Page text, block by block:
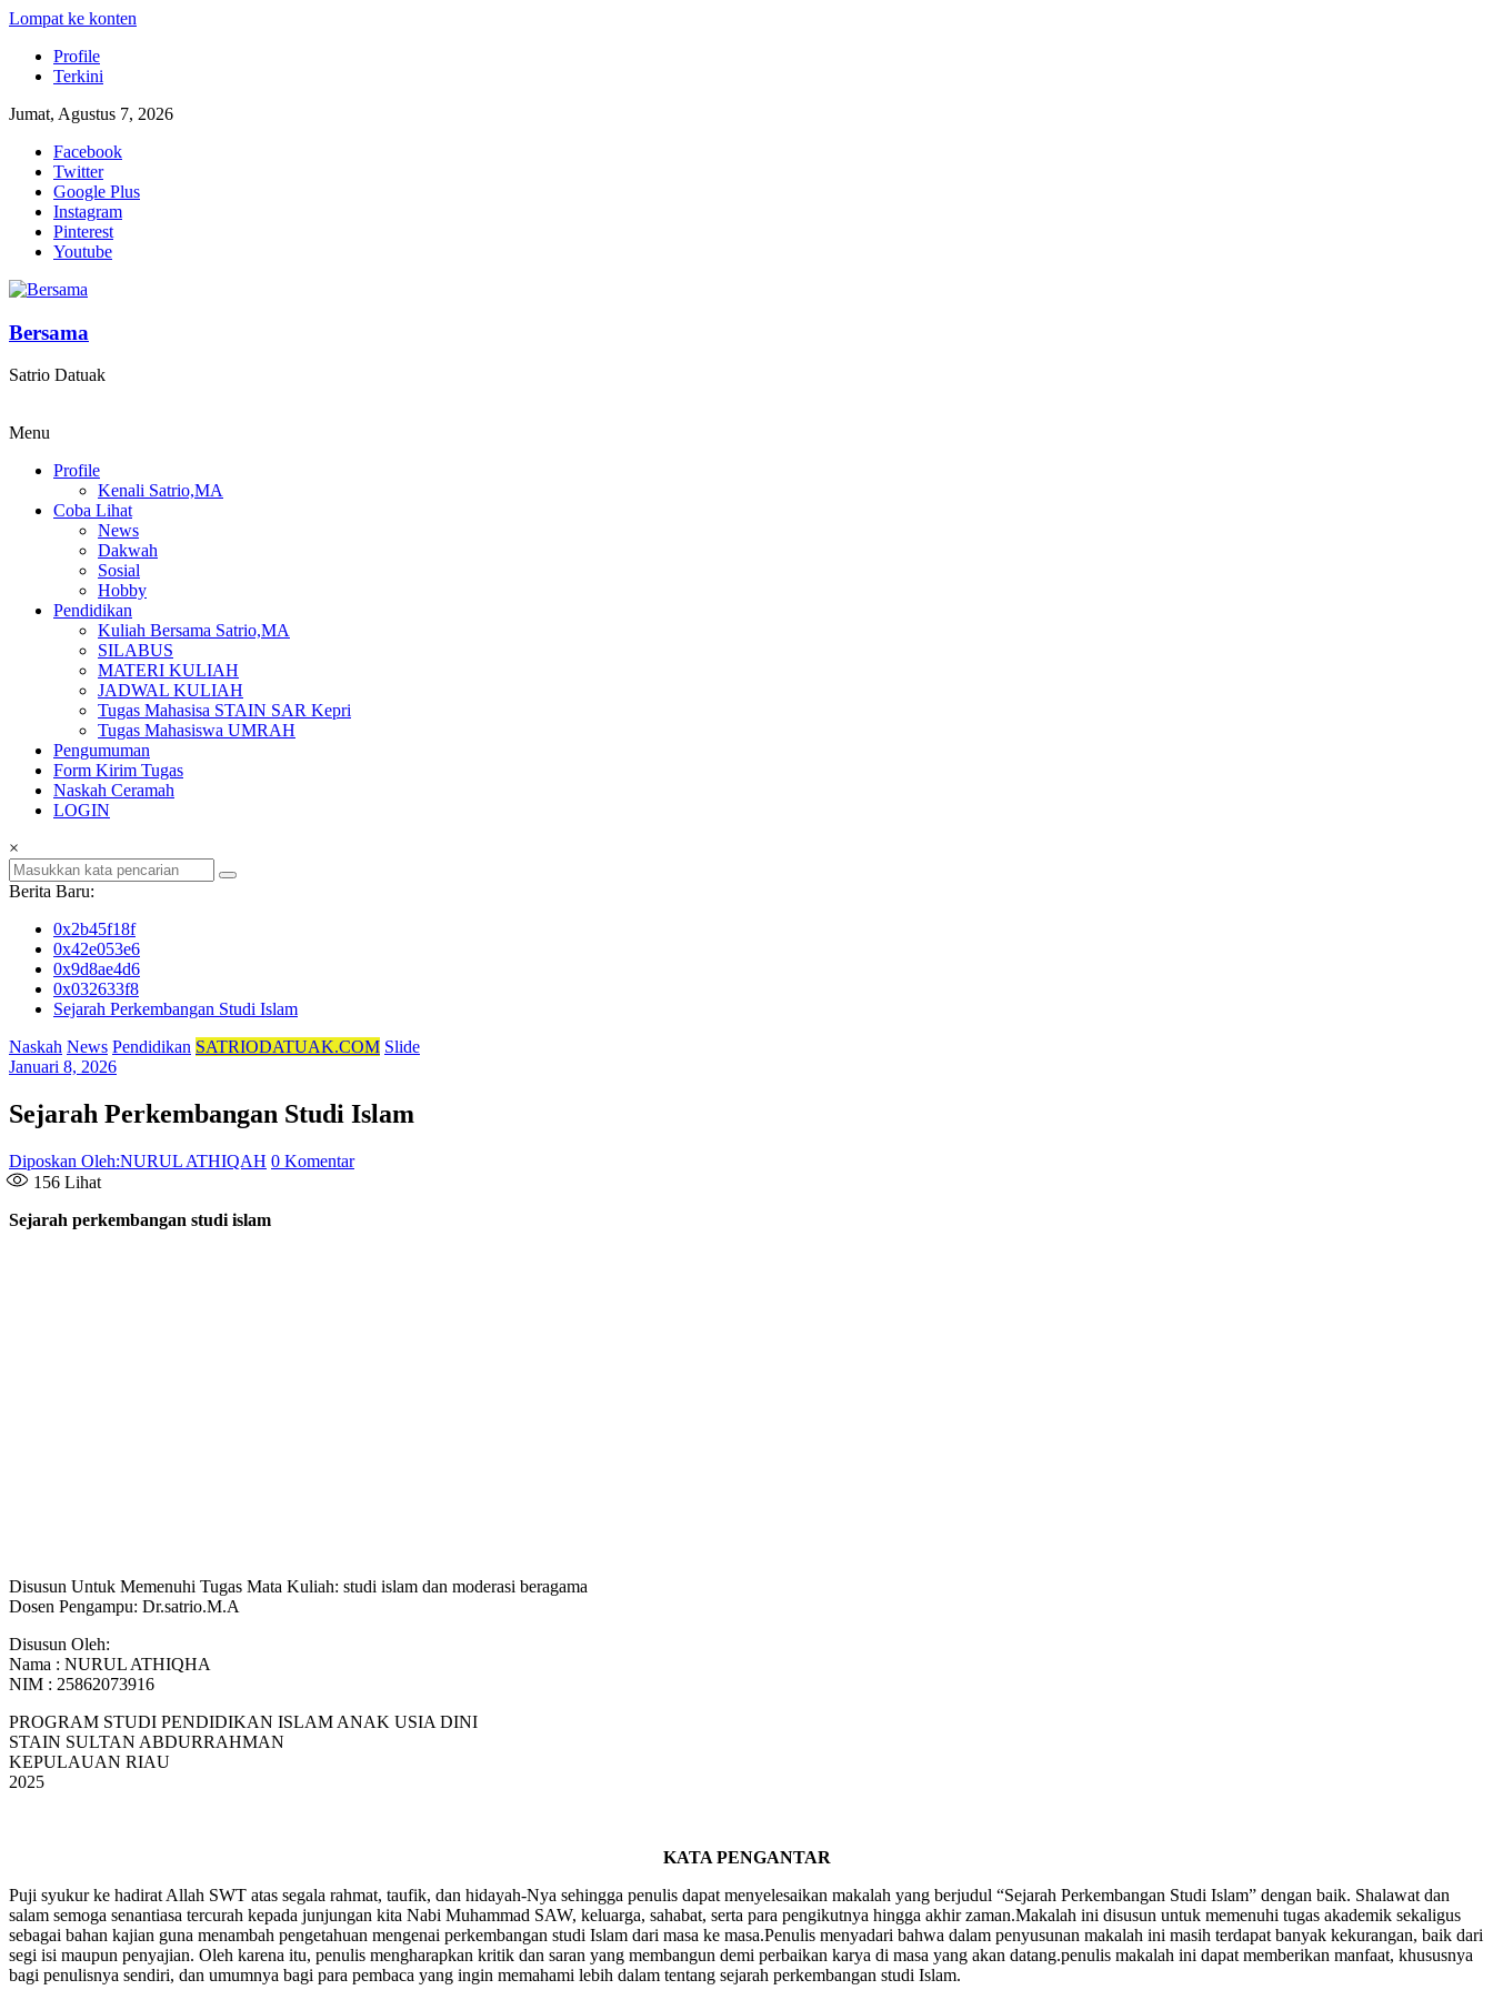
Lompat ke konten
Profile
Terkini
Jumat, Agustus 7, 2026
Facebook
Twitter
Google Plus
Instagram
Pinterest
Youtube
Bersama
Satrio Datuak
Menu
Profile
Kenali Satrio,MA
Coba Lihat
News
Dakwah
Sosial
Hobby
Pendidikan
Kuliah Bersama Satrio,MA
SILABUS
MATERI KULIAH
JADWAL KULIAH
Tugas Mahasisa STAIN SAR Kepri
Tugas Mahasiswa UMRAH
Pengumuman
Form Kirim Tugas
Naskah Ceramah
LOGIN
×
Berita Baru:
0x2b45f18f
0x42e053e6
0x9d8ae4d6
0x032633f8
Sejarah Perkembangan Studi Islam
Naskah News Pendidikan SATRIODATUAK.COM Slide
Januari 8, 2026
Sejarah Perkembangan Studi Islam
Diposkan Oleh:NURUL ATHIQAH 0 Komentar
156 Lihat
Sejarah perkembangan studi islam
Disusun Untuk Memenuhi Tugas Mata Kuliah: studi islam dan moderasi beragama
Dosen Pengampu: Dr.satrio.M.A
Disusun Oleh:
Nama : NURUL ATHIQHA
NIM : 25862073916
PROGRAM STUDI PENDIDIKAN ISLAM ANAK USIA DINI
STAIN SULTAN ABDURRAHMAN
KEPULAUAN RIAU
2025
KATA PENGANTAR
Puji syukur ke hadirat Allah SWT atas segala rahmat, taufik, dan hidayah-Nya sehingga penulis dapat menyelesaikan makalah yang berjudul “Sejarah Perkembangan Studi Islam” dengan baik. Shalawat dan
salam semoga senantiasa tercurah kepada junjungan kita Nabi Muhammad SAW, keluarga, sahabat, serta para pengikutnya hingga akhir zaman.Makalah ini disusun untuk memenuhi tugas akademik sekaligus
sebagai bahan kajian guna menambah pengetahuan mengenai perkembangan studi Islam dari masa ke masa.Penulis menyadari bahwa dalam penyusunan makalah ini masih terdapat banyak kekurangan, baik dari
segi isi maupun penyajian. Oleh karena itu, penulis mengharapkan kritik dan saran yang membangun demi perbaikan karya di masa yang akan datang.penulis makalah ini dapat memberikan manfaat, khususnya
bagi penulisnya sendiri, dan umumnya bagi para pembaca yang ingin memahami lebih dalam tentang sejarah perkembangan studi Islam.